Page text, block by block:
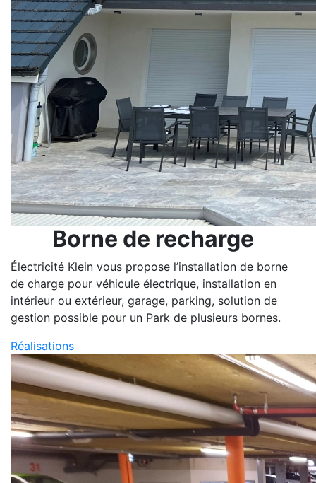
Borne de recharge
Électricité Klein vous propose l’installation de borne
de charge pour véhicule électrique, installation en
intérieur ou extérieur, garage, parking, solution de
gestion possible pour un Park de plusieurs bornes.
Réalisations